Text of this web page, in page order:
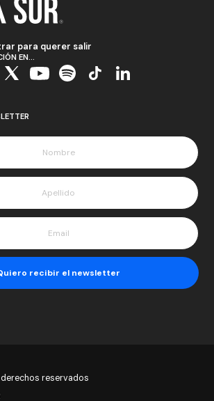
para querer salir
EN...
reservados